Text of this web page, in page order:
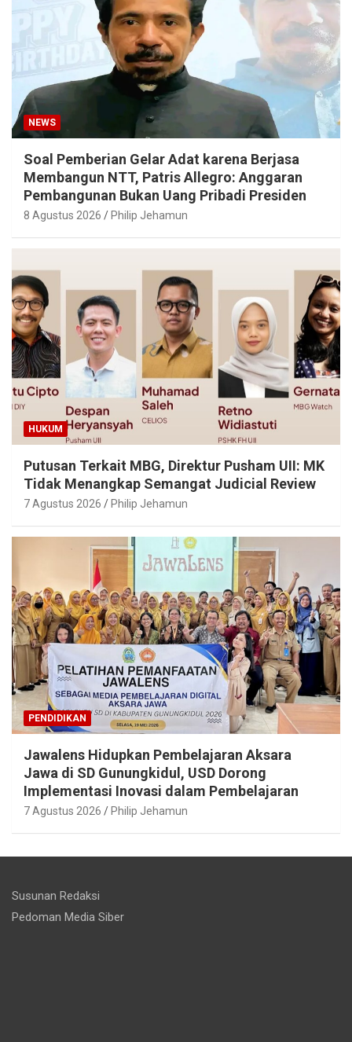
NEWS
Soal Pemberian Gelar Adat karena Berjasa
Membangun NTT, Patris Allegro: Anggaran
Pembangunan Bukan Uang Pribadi Presiden
8 Agustus 2026 Philip Jehamun
HUKUM
Putusan Terkait MBG, Direktur Pusham UII: MK
Tidak Menangkap Semangat Judicial Review
7 Agustus 2026 Philip Jehamun
PENDIDIKAN
Jawalens Hidupkan Pembelajaran Aksara
Jawa di SD Gunungkidul, USD Dorong
Implementasi Inovasi dalam Pembelajaran
7 Agustus 2026 Philip Jehamun
Susunan Redaksi
Pedoman Media Siber